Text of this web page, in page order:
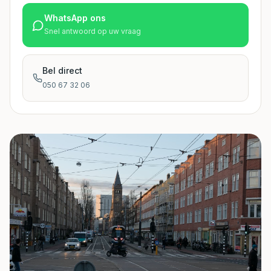
WhatsApp ons
Snel antwoord op uw vraag
Bel direct
050 67 32 06